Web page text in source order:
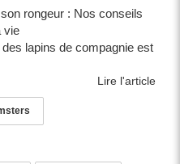
rongeur : Nos conseils
vie
lapins de compagnie est
Lire l'article